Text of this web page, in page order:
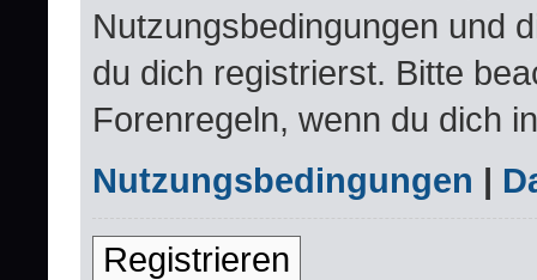
Nutzungsbedingungen und
du dich registrierst. Bitte
Forenregeln, wenn du dich
Nutzungsbedingungen |
Registrieren